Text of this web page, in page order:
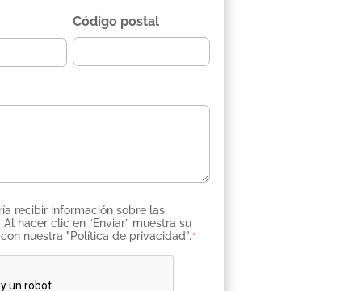
Código postal
*
recibir información sobre las
nuestra "Política de privacidad". *